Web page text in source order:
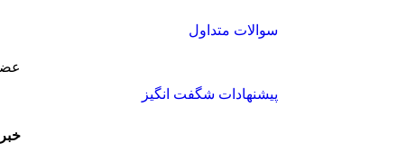
سوالات متداول
پیشنهادات شگفت انگیز